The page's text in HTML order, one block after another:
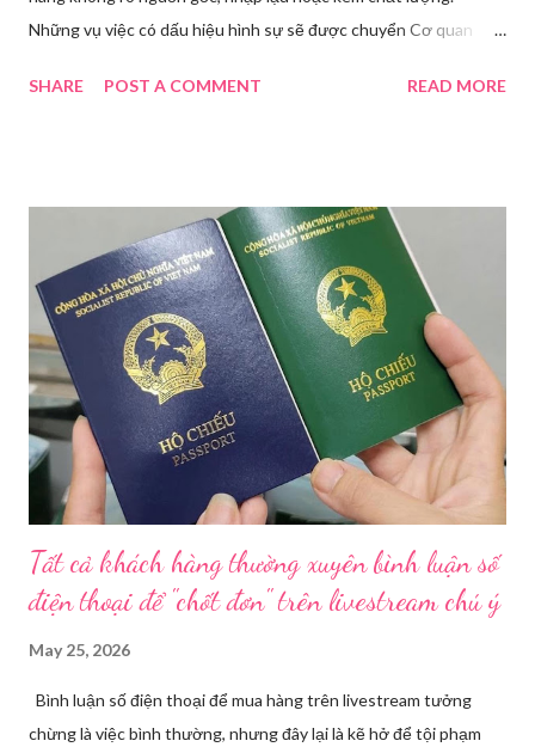
Những vụ việc có dấu hiệu hình sự sẽ được chuyển Cơ quan
Hoài Nam đã ký ban hành Kế hoạch số 4316/KH-SYT về việc
trạng kinh doanh mỹ phẩm thật - giả lẫn lộn. Để chấn chỉnh, Sở Y
tế TP HCM sẽ phối hợp với các sở, ngành và chính quyền địa
phương tăng cường kiểm tra, giám sát. Đợt này, Phòng Nghiệp
vụ Dược sẽ tham mưu Giám đốc Sở Y tế thành lập Tổ công tác
về mỹ phẩm. Cơ quan Cảnh sát điều tra Công an TP HCM vừa
triệt phá đường dây sản xuất, buôn bán mỹ phẩm giả quy mô
lớn, hoạt động tinh vi ngay giữa khu dân cư ở phường Tân Tạo.
Bên cạnh đó, Sở Y tế sẽ công khai danh ...
SHARE POST A COMMENT READ MORE
Tất cả khách hàng thường xuyên bình luận số
điện thoại để "chốt đơn" trên livestream chú ý
May 25, 2026
Bình luận số điện thoại để mua hàng trên livestream tưởng
chừng là việc bình thường, nhưng đây lại là kẽ hở để tội phạm